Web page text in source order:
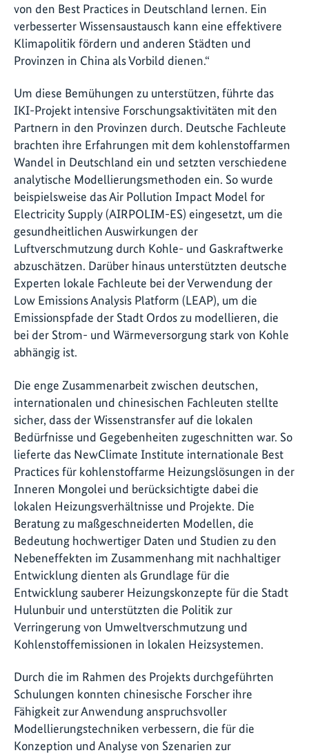
von den Best Practices in Deutschland lernen. Ein
verbesserter Wissensaustausch kann eine effektivere
Klimapolitik fördern und anderen Städten und
Provinzen in China als Vorbild dienen.“
Um diese Bemühungen zu unterstützen, führte das
IKI-Projekt intensive Forschungsaktivitäten mit den
Partnern in den Provinzen durch. Deutsche Fachleute
brachten ihre Erfahrungen mit dem kohlenstoffarmen
Wandel in Deutschland ein und setzten verschiedene
analytische Modellierungsmethoden ein. So wurde
beispielsweise das Air Pollution Impact Model for
Electricity Supply (AIRPOLIM-ES) eingesetzt, um die
gesundheitlichen Auswirkungen der
Luftverschmutzung durch Kohle- und Gaskraftwerke
abzuschätzen. Darüber hinaus unterstützten deutsche
Experten lokale Fachleute bei der Verwendung der
Low Emissions Analysis Platform (LEAP), um die
Emissionspfade der Stadt Ordos zu modellieren, die
bei der Strom- und Wärmeversorgung stark von Kohle
abhängig ist.
Die enge Zusammenarbeit zwischen deutschen,
internationalen und chinesischen Fachleuten stellte
sicher, dass der Wissenstransfer auf die lokalen
Bedürfnisse und Gegebenheiten zugeschnitten war. So
lieferte das NewClimate Institute internationale Best
Practices für kohlenstoffarme Heizungslösungen in der
Inneren Mongolei und berücksichtigte dabei die
lokalen Heizungsverhältnisse und Projekte. Die
Beratung zu maßgeschneiderten Modellen, die
Bedeutung hochwertiger Daten und Studien zu den
Nebeneffekten im Zusammenhang mit nachhaltiger
Entwicklung dienten als Grundlage für die
Entwicklung sauberer Heizungskonzepte für die Stadt
Hulunbuir und unterstützten die Politik zur
Verringerung von Umweltverschmutzung und
Kohlenstoffemissionen in lokalen Heizsystemen.
Durch die im Rahmen des Projekts durchgeführten
Schulungen konnten chinesische Forscher ihre
Fähigkeit zur Anwendung anspruchsvoller
Modellierungstechniken verbessern, die für die
Konzeption und Analyse von Szenarien zur